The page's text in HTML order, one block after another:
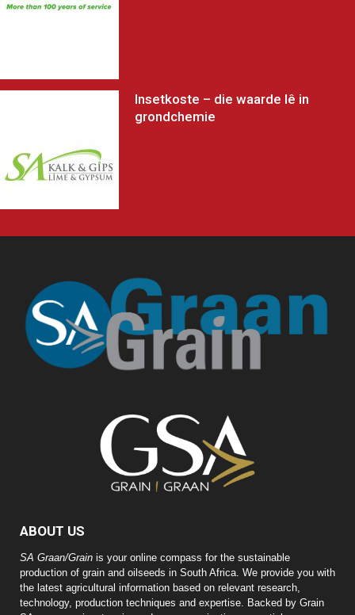
Insetkoste – die waarde lê in
grondchemie
ABOUT US
SA Graan/Grain is your online compass for the sustainable
production of grain and oilseeds in South Africa. We provide you with
the latest agricultural information based on relevant research,
technology, production techniques and expertise. Backed by Grain